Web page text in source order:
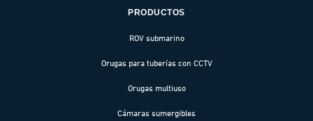
PRODUCTOS
ROV submarino
Orugas para tuberías con CCTV
Orugas multiuso
Cámaras sumergibles